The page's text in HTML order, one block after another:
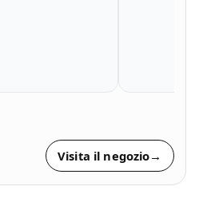
Visita il negozio→